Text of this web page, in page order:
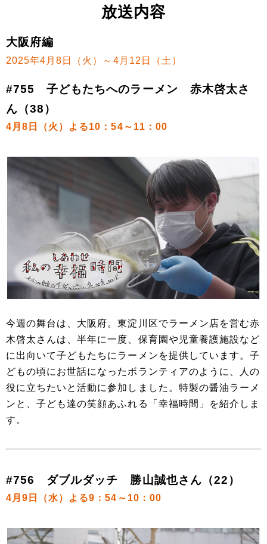
放送内容
大阪府編
2025年4月8日（火）～4月12日（土）
#755 子どもたちへのラーメン 赤木啓太さ
ん（38）
4月8日（火）よる10：54～11：00
今週の舞台は、大阪府。東淀川区でラーメン店を営む赤
木啓太さんは、半年に一度、保育園や児童養護施設など
に出向いて子どもたちにラーメンを提供しています。子
どもの頃にお世話になったボランティアのように、人の
役に立ちたいと活動に参加しました。特製の醤油ラーメ
ンと、子ども達の笑顔あふれる「幸福時間」を紹介しま
す。
#756 ダブルダッチ 勝山誠也さん（22）
4月9日（水）よる9：54～10：00